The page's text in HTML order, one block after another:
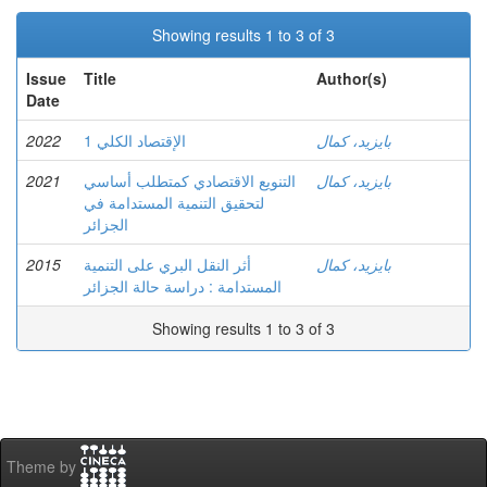
Showing results 1 to 3 of 3
Issue
Date
Title Author(s)
2022 الإقتصاد الكلي 1
بايزيد، كمال
2021
التنويع الاقتصادي كمتطلب أساسي
لتحقيق التنمية المستدامة في
الجزائر
بايزيد، كمال
2015
أثر النقل البري على التنمية
المستدامة : دراسة حالة الجزائر
بايزيد، كمال
Showing results 1 to 3 of 3
Theme by